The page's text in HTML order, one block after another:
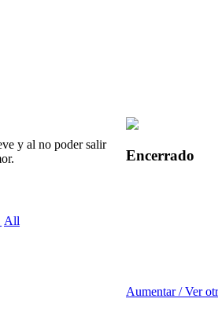
y al no poder salir
All
Encerrado
Aumentar / Ver